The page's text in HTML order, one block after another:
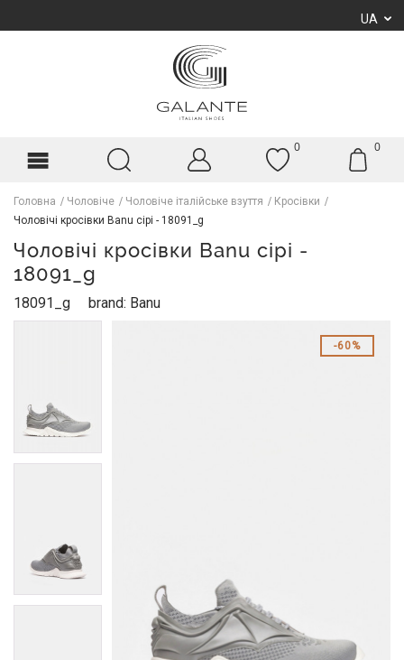
UA
0 0
Головна Чоловіче Чоловіче італійське взуття
Кросівки
Чоловічі кросівки Banu сірі - 18091_g
Чоловічі кросівки Banu сірі -
18091_g
18091_g brand: Banu
60%